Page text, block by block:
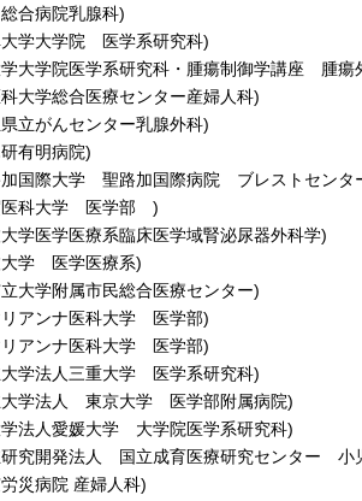
合病院乳腺科)
学大学院 医学系研究科)
大学院医学系研究科・腫瘍制御学講座 腫瘍
大学総合医療センター産婦人科)
立がんセンター乳腺外科)
有明病院)
国際大学 聖路加国際病院 ブレストセン
科大学 医学部 )
学医学医療系臨床医学域腎泌尿器外科学)
学 医学医療系)
大学附属市民総合医療センター)
アンナ医科大学 医学部)
アンナ医科大学 医学部)
学法人三重大学 医学系研究科)
学法人 東京大学 医学部附属病院)
法人愛媛大学 大学院医学系研究科)
究開発法人 国立成育医療研究センター 小
災病院 産婦人科)